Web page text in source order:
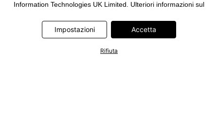
Information Technologies UK Limited. Ulteriori informazioni sul
nella nostrainformativa privacy e cookie
. L'informativa è
accessibile anche tramite un link nel banner.
Impostazioni Accetta
Rifiuta